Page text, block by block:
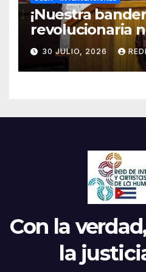
¡Nuestra
revolucionaria
jamás! Por
Parrilla
30 JULIO, 2026
Con la
la